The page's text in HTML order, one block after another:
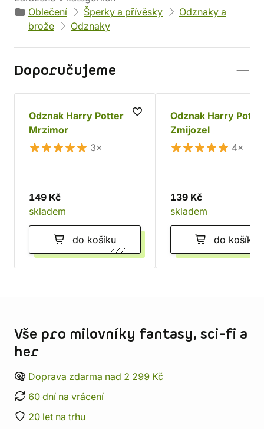
Oblečení
Šperky a přívěsky
Odznaky a
brože
Odznaky
Doporučujeme
Odznak Harry Potter -
Mrzimor
3×
149 Kč
skladem
do košíku
Odznak Harry
Zmijozel
4×
139 Kč
skladem
do košíku
Vše pro milovníky fantasy, sci-fi a
her
Doprava zdarma nad 2 299 Kč
60 dní na vrácení
20 let na trhu